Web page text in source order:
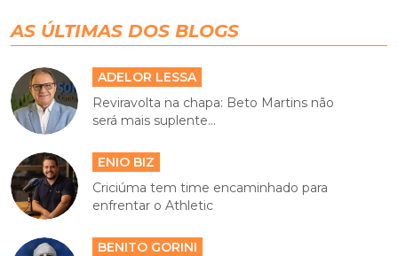
AS ÚLTIMAS DOS BLOGS
ADELOR LESSA
Reviravolta na chapa: Beto Martins não
será mais suplente...
ENIO BIZ
Criciúma tem time encaminhado para
enfrentar o Athletic
BENITO GORINI